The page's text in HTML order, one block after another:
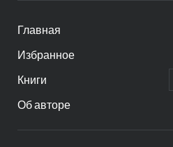
Главная
Избранное
Книги
Об авторе